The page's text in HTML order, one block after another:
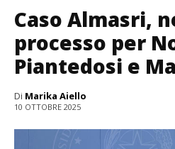
Caso Almasri,
processo per
Piantedosi e
Di Marika Aiello
10 OTTOBRE 2025